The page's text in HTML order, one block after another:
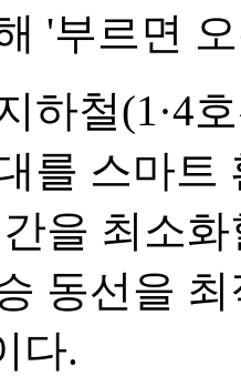
'부르면
하철(1·4
를 스마트
을 최소
동선을
다.